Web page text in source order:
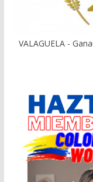
VALAGUELA -